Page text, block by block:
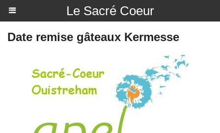
Le Sacré Coeur
Date remise gâteaux Kermesse